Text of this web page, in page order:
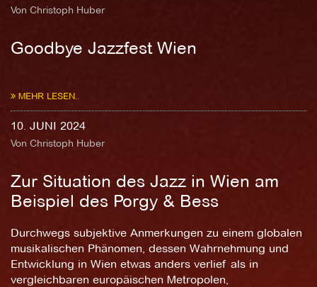
Von Christoph Huber
Goodbye Jazzfest Wien
MEHR LESEN..
10. JUNI 2024
Von Christoph Huber
Zur Situation des Jazz in Wien am
Beispiel des Porgy & Bess
Durchwegs subjektive Anmerkungen zu einem globalen
musikalischen Phänomen, dessen Wahrnehmung und
Entwicklung in Wien etwas anders verlief als in
vergleichbaren europäischen Metropolen,